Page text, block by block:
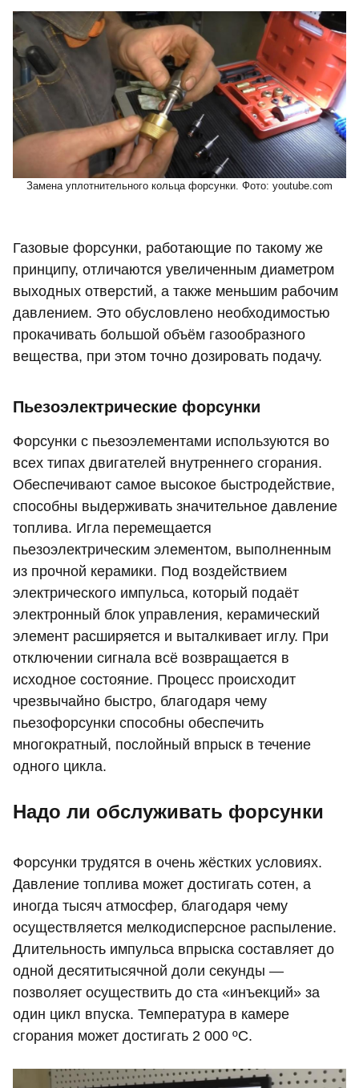
Замена уплотнительного кольца форсунки. Фото: youtube.com
Газовые форсунки, работающие по такому же
принципу, отличаются увеличенным диаметром
выходных отверстий, а также меньшим рабочим
давлением. Это обусловлено необходимостью
прокачивать большой объём газообразного
вещества, при этом точно дозировать подачу.
Пьезоэлектрические форсунки
Форсунки с пьезоэлементами используются во
всех типах двигателей внутреннего сгорания.
Обеспечивают самое высокое быстродействие,
способны выдерживать значительное давление
топлива. Игла перемещается
пьезоэлектрическим элементом, выполненным
из прочной керамики. Под воздействием
электрического импульса, который подаёт
электронный блок управления, керамический
элемент расширяется и выталкивает иглу. При
отключении сигнала всё возвращается в
исходное состояние. Процесс происходит
чрезвычайно быстро, благодаря чему
пьезофорсунки способны обеспечить
многократный, послойный впрыск в течение
одного цикла.
Надо ли обслуживать форсунки
Форсунки трудятся в очень жёстких условиях.
Давление топлива может достигать сотен, а
иногда тысяч атмосфер, благодаря чему
осуществляется мелкодисперсное распыление.
Длительность импульса впрыска составляет до
одной десятитысячной доли секунды —
позволяет осуществить до ста «инъекций» за
один цикл впуска. Температура в камере
сгорания может достигать 2 000 ºС.